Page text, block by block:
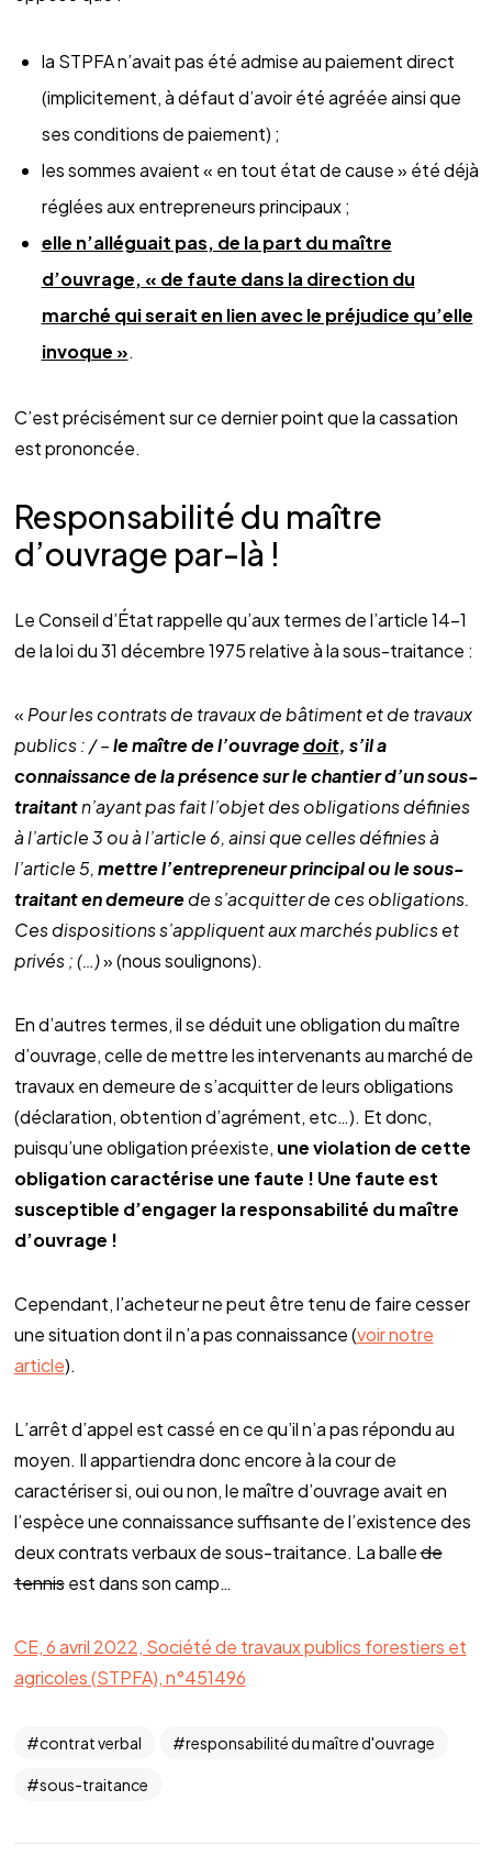
la STPFA n’avait pas été admise au paiement direct
(implicitement, à défaut d’avoir été agréée ainsi que
ses conditions de paiement) ;
les sommes avaient « en tout état de cause » été déjà
réglées aux entrepreneurs principaux ;
elle n’alléguait pas, de la part du maître
d’ouvrage, « de faute dans la direction du
marché qui serait en lien avec le préjudice qu’elle
invoque ».
C’est précisément sur ce dernier point que la cassation
est prononcée.
Responsabilité du maître
d’ouvrage par-là !
Le Conseil d’État rappelle qu’aux termes de l’article 14-1
de la loi du 31 décembre 1975 relative à la sous-traitance :
«Pour les contrats de travaux de bâtiment et de travaux
publics : / –le maître de l’ouvragedoit, s’il a
connaissance de la présence sur le chantier d’un sous-
traitantn’ayant pas fait l’objet des obligations définies
à l’article 3 ou à l’article 6, ainsi que celles définies à
l’article 5,mettre l’entrepreneur principal ou le sous-
traitant en demeurede s’acquitter de ces obligations.
Ces dispositions s’appliquent aux marchés publics et
privés ; (…)» (nous soulignons).
En d’autres termes, il se déduit une obligation du maître
d’ouvrage, celle de mettre les intervenants au marché de
travaux en demeure de s’acquitter de leurs obligations
(déclaration, obtention d’agrément, etc…). Et donc,
puisqu’une obligation préexiste, une violation de cette
obligation caractérise une faute ! Une faute est
susceptible d’engager la responsabilité du maître
d’ouvrage !
Cependant, l’acheteur ne peut être tenu de faire cesser
une situation dont il n’a pas connaissance (voir notre
article).
L’arrêt d’appel est cassé en ce qu’il n’a pas répondu au
moyen. Il appartiendra donc encore à la cour de
caractériser si, oui ou non, le maître d’ouvrage avait en
l’espèce une connaissance suffisante de l’existence des
deux contrats verbaux de sous-traitance. La ballede
tennisest dans son camp…
CE, 6 avril 2022, Société de travaux publics forestiers et
agricoles (STPFA), n°451496
contrat verbal responsabilité du maître d'ouvrage
sous-traitance